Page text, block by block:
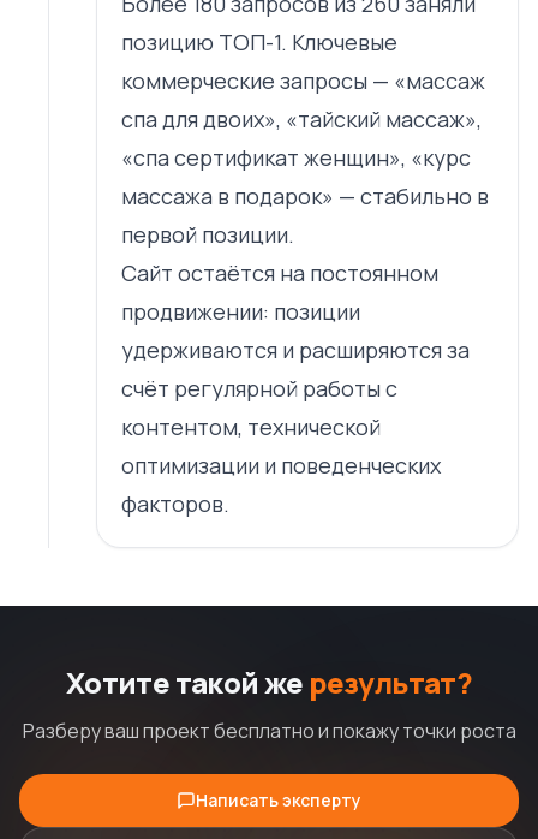
позицию ТОП-1. Ключевые
коммерческие запросы — «массаж
спа для двоих», «тайский массаж»,
«спа сертификат женщин», «курс
массажа в подарок» — стабильно в
первой позиции.
Сайт остаётся на постоянном
продвижении: позиции
удерживаются и расширяются за
счёт регулярной работы с
контентом, технической
оптимизации и поведенческих
факторов.
Хотите такой же результат?
Разберу ваш проект бесплатно и покажу точки роста
Написать эксперту